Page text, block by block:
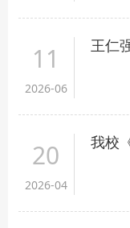
11
2026-06
王仁
20
2026-04
我校《中外交